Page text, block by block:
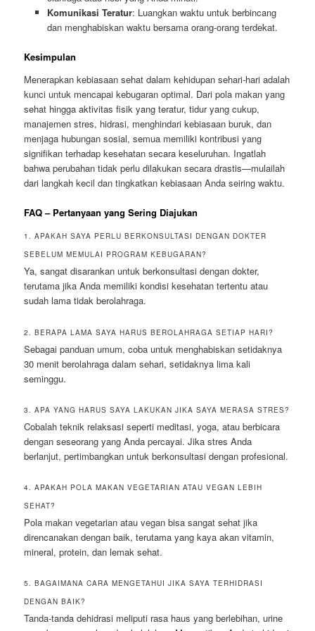
Komunikasi Teratur: Luangkan waktu untuk berbincang
dan menghabiskan waktu bersama orang-orang terdekat.
Kesimpulan
Menerapkan kebiasaan sehat dalam kehidupan sehari-hari adalah
kunci untuk mencapai kebugaran optimal. Dari pola makan yang
sehat hingga aktivitas fisik yang teratur, tidur yang cukup,
manajemen stres, hidrasi, menghindari kebiasaan buruk, dan
menjaga hubungan sosial, semua memiliki kontribusi yang
signifikan terhadap kesehatan secara keseluruhan. Ingatlah
bahwa perubahan tidak perlu dilakukan secara drastis—mulailah
dari langkah kecil dan tingkatkan kebiasaan Anda seiring waktu.
FAQ – Pertanyaan yang Sering Diajukan
1. APAKAH SAYA PERLU BERKONSULTASI DENGAN DOKTER
SEBELUM MEMULAI PROGRAM KEBUGARAN?
Ya, sangat disarankan untuk berkonsultasi dengan dokter,
terutama jika Anda memiliki kondisi kesehatan tertentu atau
sudah lama tidak berolahraga.
2. BERAPA LAMA SAYA HARUS BEROLAHRAGA SETIAP HARI?
Sebagai panduan umum, coba untuk menghabiskan setidaknya
30 menit berolahraga dalam sehari, setidaknya lima kali
seminggu.
3. APA YANG HARUS SAYA LAKUKAN JIKA SAYA MERASA STRES?
Cobalah teknik relaksasi seperti meditasi, yoga, atau berbicara
dengan seseorang yang Anda percayai. Jika stres Anda
berlanjut, pertimbangkan untuk berkonsultasi dengan profesional.
4. APAKAH POLA MAKAN VEGETARIAN ATAU VEGAN LEBIH
SEHAT?
Pola makan vegetarian atau vegan bisa sangat sehat jika
direncanakan dengan baik, terutama yang kaya akan vitamin,
mineral, protein, dan lemak sehat.
5. BAGAIMANA CARA MENGETAHUI JIKA SAYA TERHIDRASI
DENGAN BAIK?
Tanda-tanda dehidrasi meliputi rasa haus yang berlebihan, urine